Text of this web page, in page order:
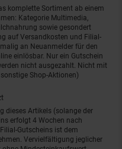
komplette Sortiment ab einem
Kategorie Multimedia,
sowie gesondert
auf Versandkosten und Filial-
an Neuanmelder für den
einlösbar. Nur ein Gutschein
nicht ausgezahlt. Nicht mit
Shop-Aktionen)
dieses Artikels (solange der
erfolgt 4 Wochen nach
Gutscheins ist dem
Vervielfältigung jeglicher